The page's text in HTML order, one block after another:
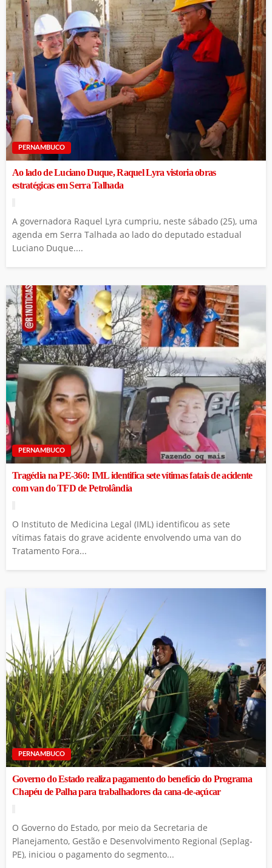
PERNAMBUCO
Ao lado de Luciano Duque, Raquel Lyra vistoria obras
estratégicas em Serra Talhada
A governadora Raquel Lyra cumpriu, neste sábado (25), uma
agenda em Serra Talhada ao lado do deputado estadual
Luciano Duque....
PERNAMBUCO
Tragédia na PE-360: IML identifica sete vítimas fatais de acidente
com van do TFD de Petrolândia
O Instituto de Medicina Legal (IML) identificou as sete
vítimas fatais do grave acidente envolvendo uma van do
Tratamento Fora...
PERNAMBUCO
Governo do Estado realiza pagamento do benefício do Programa
Chapéu de Palha para trabalhadores da cana-de-açúcar
O Governo do Estado, por meio da Secretaria de
Planejamento, Gestão e Desenvolvimento Regional (Seplag-
PE), iniciou o pagamento do segmento...